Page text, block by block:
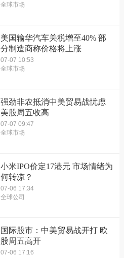
全球市场
美国输华汽车关税增至40% 部
分制造商称价格将上涨
07-07 10:53
全球市场
强劲非农抵消中美贸易战忧虑
美股周五收高
07-07 09:47
全球市场
小米IPO价定17港元 市场情绪为
何转凉？
07-06 17:34
全球公司
国际股市：中美贸易战开打 欧
股周五高开
07-06 17:16